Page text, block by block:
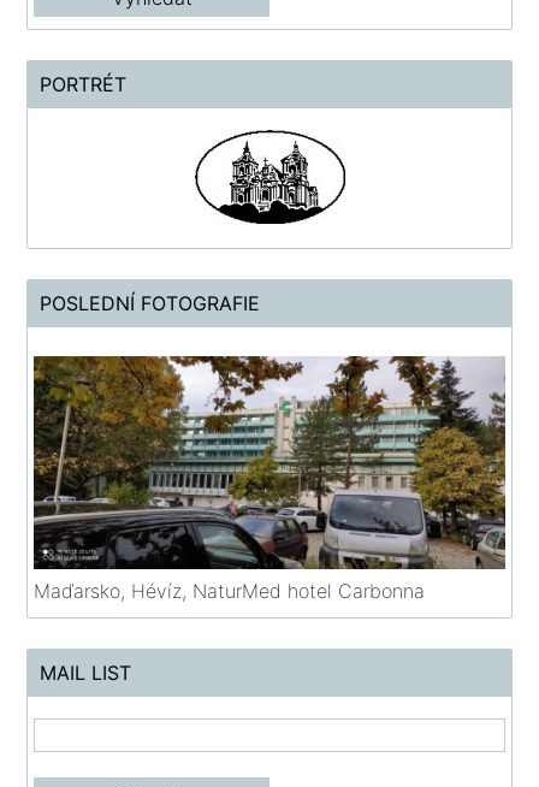
PORTRÉT
POSLEDNÍ FOTOGRAFIE
Maďarsko, Hévíz, NaturMed hotel Carbonna
MAIL LIST